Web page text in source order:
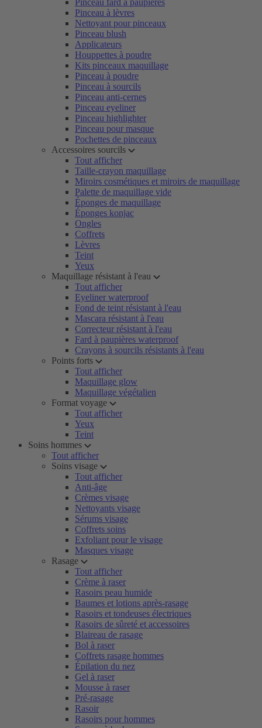
Pinceau fard à paupières
Pinceau à lèvres
Nettoyant pour pinceaux
Pinceau blush
Applicateurs
Houppettes à poudre
Kits pinceaux maquillage
Pinceau à poudre
Pinceau à sourcils
Pinceau anti-cernes
Pinceau eyeliner
Pinceau highlighter
Pinceau pour masque
Pochettes de pinceaux
Accessoires sourcils
Tout afficher
Taille-crayon maquillage
Miroirs cosmétiques et miroirs de maquillage
Palette de maquillage vide
Éponges de maquillage
Éponges konjac
Ongles
Coffrets
Lèvres
Teint
Yeux
Maquillage résistant à l'eau
Tout afficher
Eyeliner waterproof
Fond de teint résistant à l'eau
Mascara résistant à l'eau
Correcteur résistant à l'eau
Fard à paupières waterproof
Crayons à sourcils résistants à l'eau
Points forts
Tout afficher
Maquillage glow
Maquillage végétalien
Format voyage
Tout afficher
Yeux
Teint
Soins hommes
Tout afficher
Soins visage
Tout afficher
Anti-âge
Crèmes visage
Nettoyants visage
Sérums visage
Coffrets soins
Exfoliant pour le visage
Masques visage
Rasage
Tout afficher
Crème à raser
Rasoirs peau humide
Baumes et lotions après-rasage
Rasoirs et tondeuses électriques
Rasoirs de sûreté et accessoires
Blaireau de rasage
Bol à raser
Coffrets rasage hommes
Épilation du nez
Gel à raser
Mousse à raser
Pré-rasage
Rasoir
Rasoirs pour hommes